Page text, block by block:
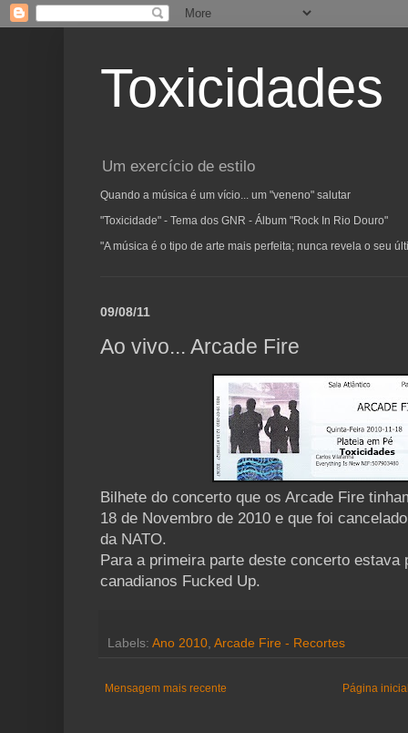
Toxicidades
Um exercício de estilo
Quando a música é um vício... um "veneno" salutar
"Toxicidade" - Tema dos GNR - Álbum "Rock In Rio Douro"
"A música é o tipo de arte mais perfeita; nunca revela o seu
09/08/11
Ao vivo... Arcade Fire
Bilhete do concerto que os Arcade Fire
18 de Novembro de 2010 e que foi
da NATO.
Para a primeira parte deste concerto estava
canadianos Fucked Up.
Labels: Ano 2010, Arcade Fire - Recortes
Mensagem mais recente Página